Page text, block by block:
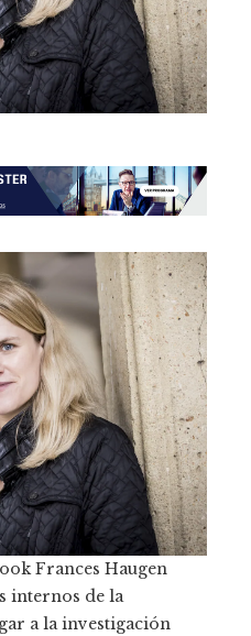
Frances Haugen
internos de la
a la investigación